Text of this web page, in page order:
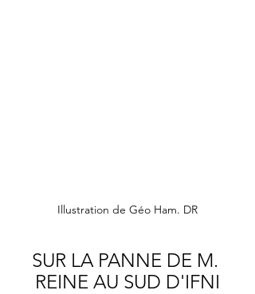
Illustration de Géo Ham. DR
SUR LA PANNE DE M.
REINE AU SUD D'IFNI